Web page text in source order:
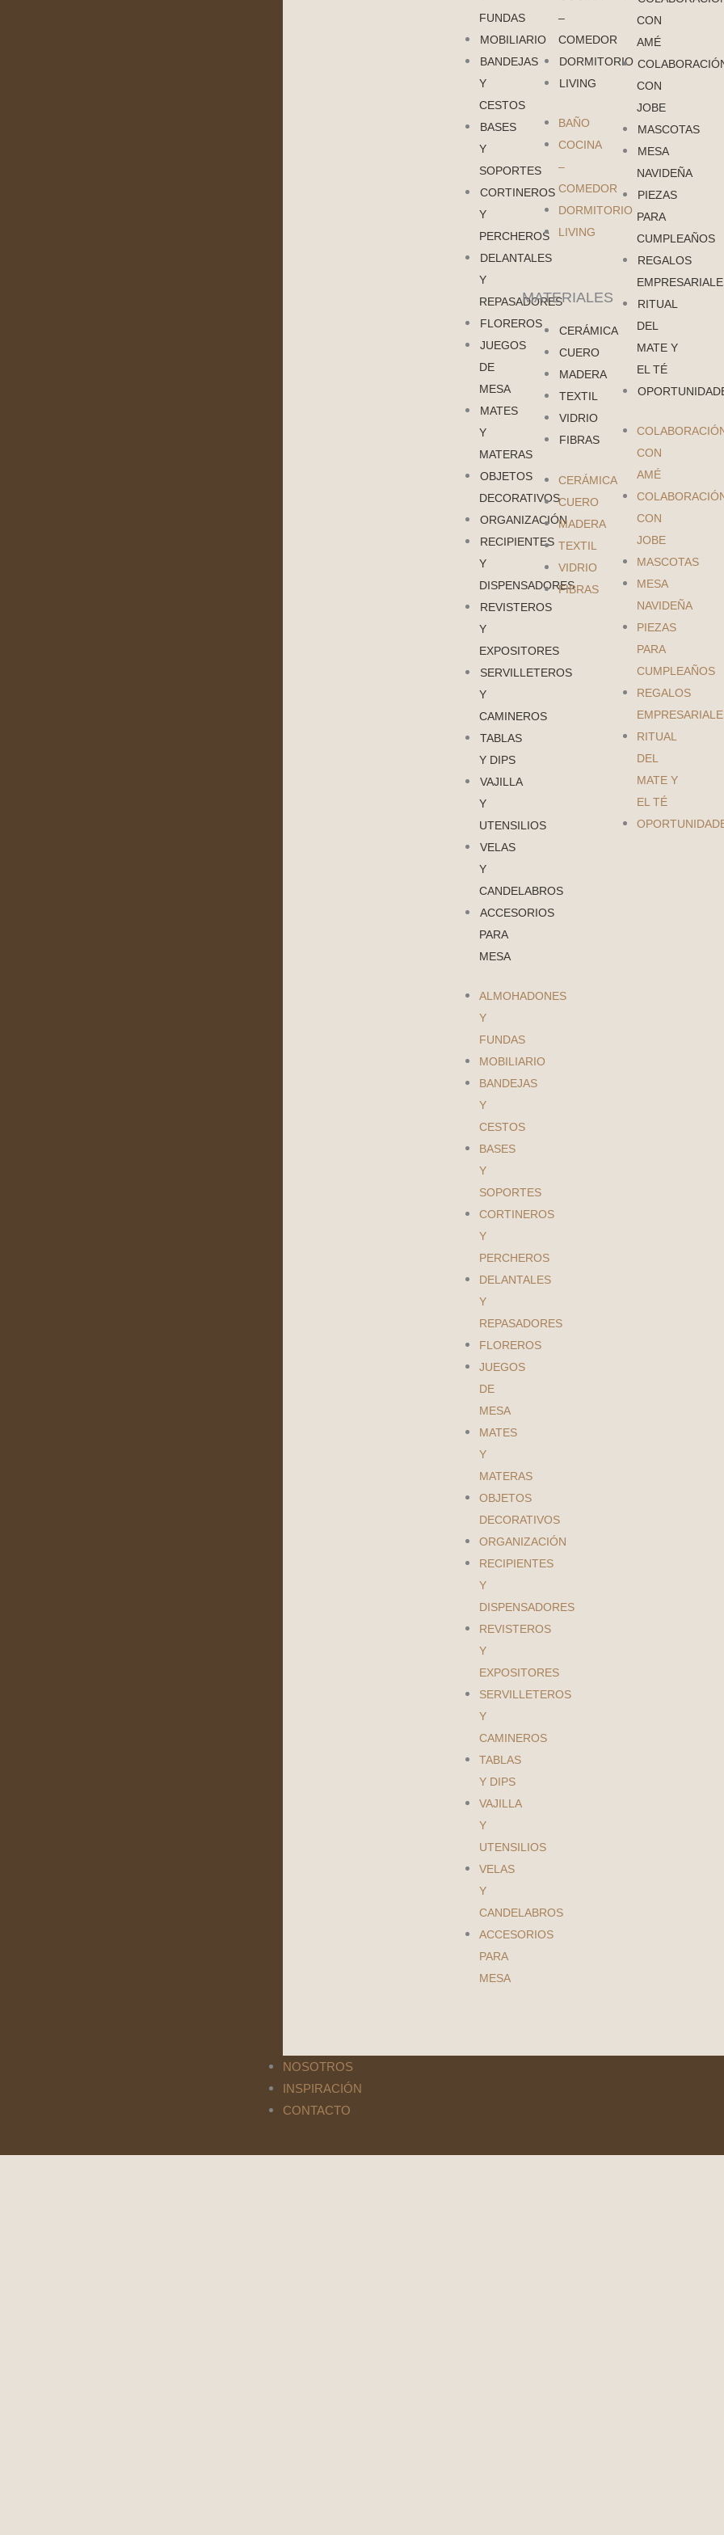
FUNDAS
MOBILIARIO
BANDEJAS
Y
CESTOS
BASES
Y
SOPORTES
CORTINEROS
Y
PERCHEROS
DELANTALES
Y
REPASADORES
FLOREROS
JUEGOS
DE
MESA
MATES
Y
MATERAS
OBJETOS
DECORATIVOS
ORGANIZACIÓN
RECIPIENTES
Y
DISPENSADORES
REVISTEROS
Y
EXPOSITORES
SERVILLETEROS
Y
CAMINEROS
TABLAS
Y DIPS
VAJILLA
Y
UTENSILIOS
VELAS
Y
CANDELABROS
ACCESORIOS
PARA
MESA
ALMOHADONES
Y
FUNDAS
MOBILIARIO
BANDEJAS
Y
CESTOS
BASES
Y
SOPORTES
CORTINEROS
Y
PERCHEROS
DELANTALES
Y
REPASADORES
FLOREROS
JUEGOS
DE
MESA
MATES
Y
MATERAS
OBJETOS
DECORATIVOS
ORGANIZACIÓN
RECIPIENTES
Y
DISPENSADORES
REVISTEROS
Y
EXPOSITORES
SERVILLETEROS
Y
CAMINEROS
TABLAS
Y DIPS
VAJILLA
Y
UTENSILIOS
VELAS
Y
CANDELABROS
ACCESORIOS
PARA
MESA
–
COMEDOR
DORMITORIO
LIVING
BAÑO
COCINA
–
COMEDOR
DORMITORIO
LIVING
MATERIALES
CERÁMICA
CUERO
MADERA
TEXTIL
VIDRIO
FIBRAS
CERÁMICA
CUERO
MADERA
TEXTIL
VIDRIO
FIBRAS
CON
AMÉ
CON
JOBE
MASCOTAS
MESA
NAVIDEÑA
PIEZAS
PARA
CUMPLEAÑOS
REGALOS
RITUAL
DEL
MATE Y
EL TÉ
CON
AMÉ
CON
JOBE
MASCOTAS
MESA
NAVIDEÑA
PIEZAS
PARA
CUMPLEAÑOS
REGALOS
RITUAL
DEL
MATE Y
EL TÉ
NOSOTROS
INSPIRACIÓN
CONTACTO